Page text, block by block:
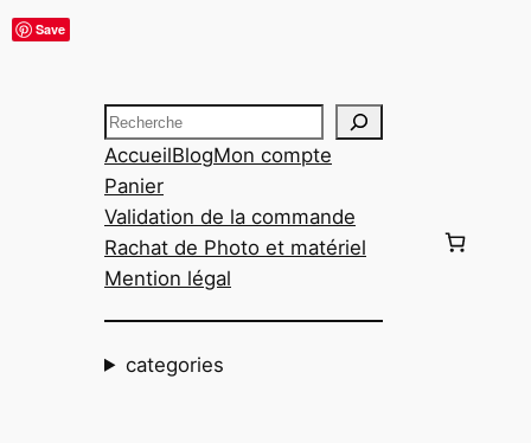
Aller
Recherche
AccueilBlogMon compte
Panier
Validation de la commande
Rachat de Photo et matériel
Mention légal
categories
Save